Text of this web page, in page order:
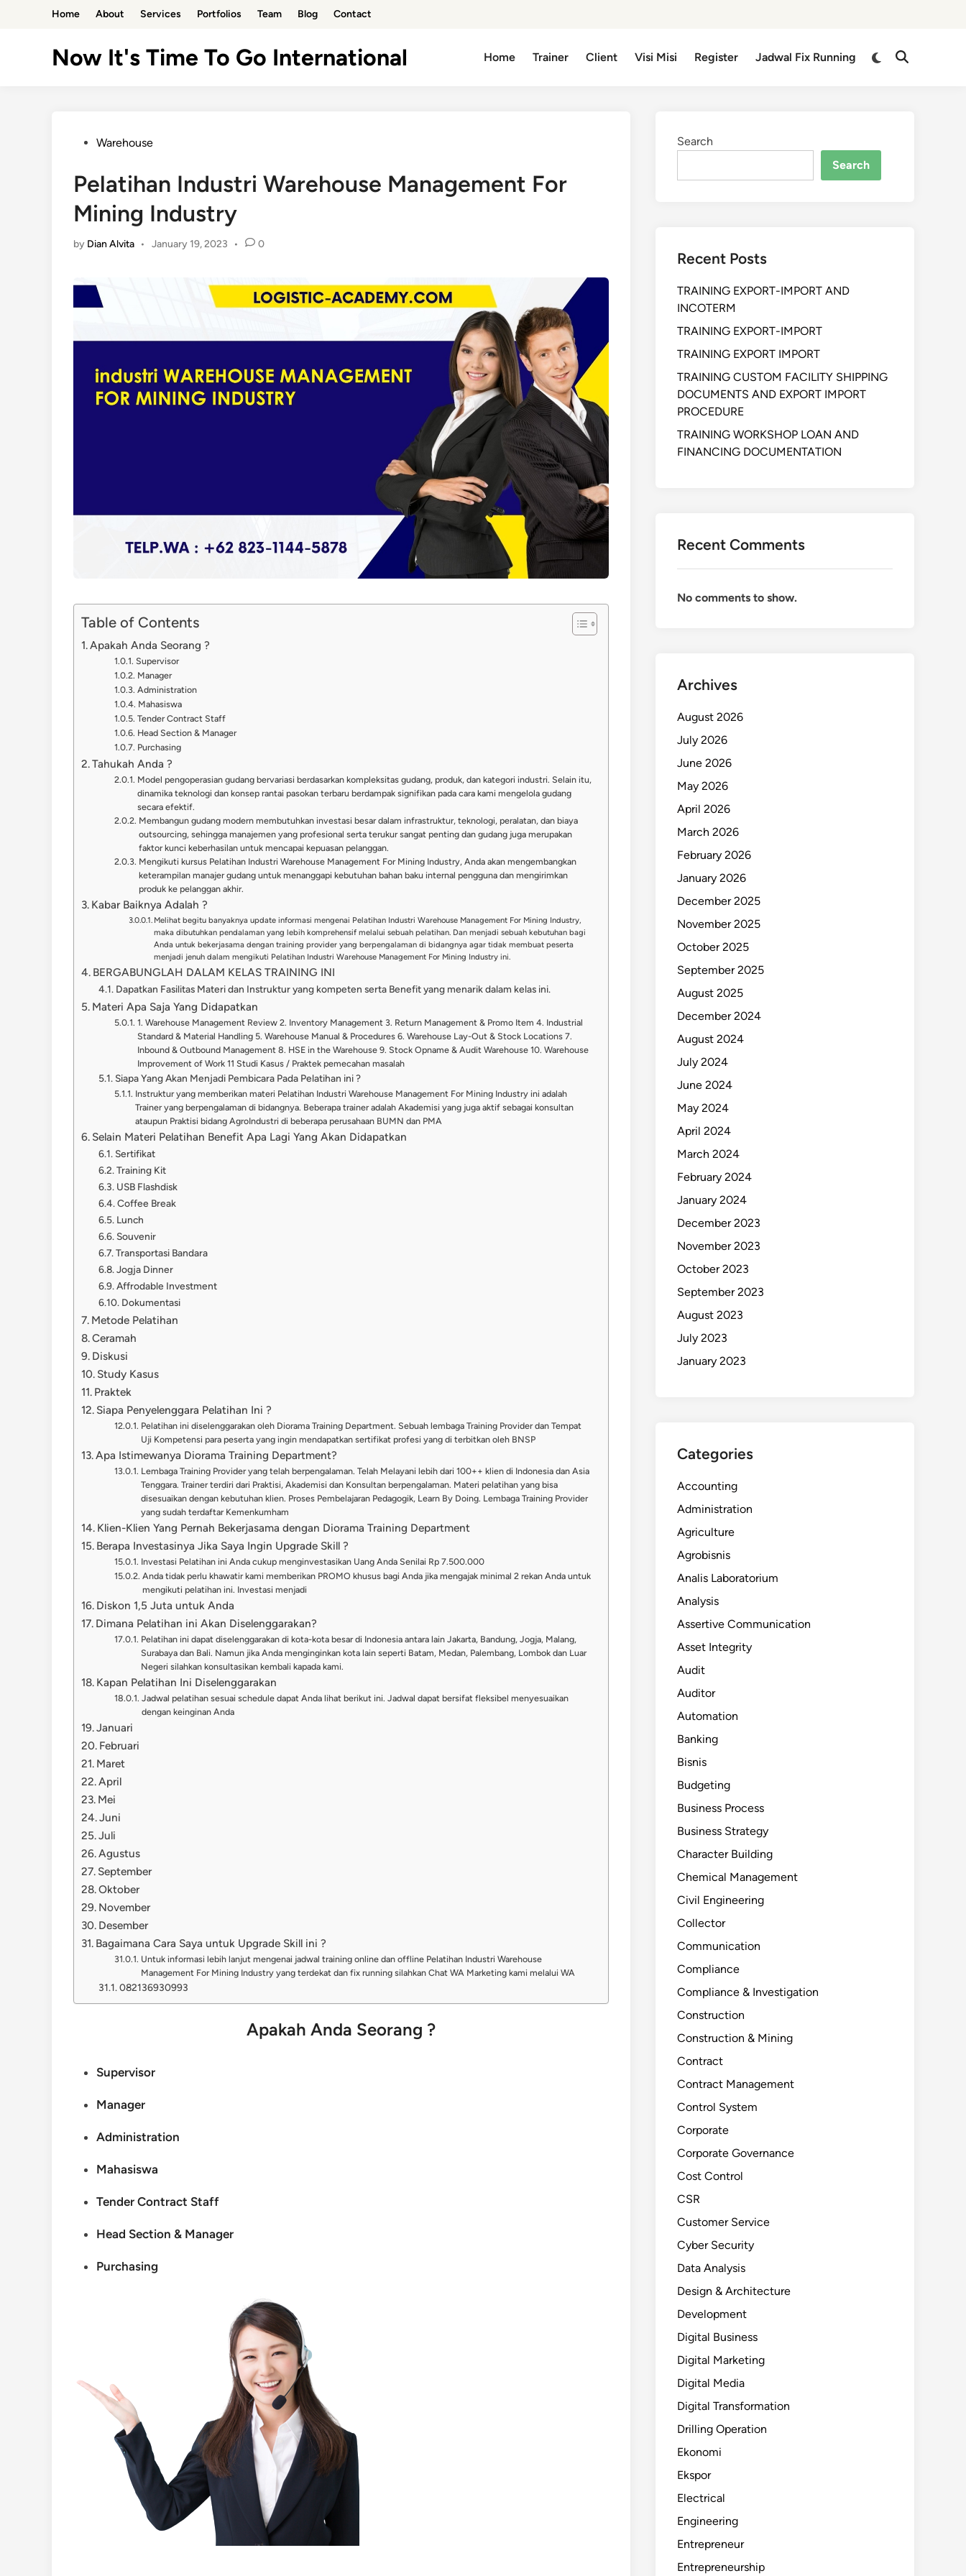
Home About Services Portfolios Team Blog Contact
Now It's Time To Go International Home Trainer Client Visi Misi Register Jadwal Fix Running
PostedWarehouse
Pelatihan Industri Warehouse Management For
Mining Industry
by Dian Alvita • January 19, 2023 • 0
Table of Contents
Apakah Anda Seorang ?
Supervisor
Manager
Administration
Mahasiswa
Tender Contract Staff
Head Section & Manager
Purchasing
Tahukah Anda ?
Model pengoperasian gudang bervariasi berdasarkan kompleksitas gudang, produk, dan kategori industri. Selain itu,
dinamika teknologi dan konsep rantai pasokan terbaru berdampak signifikan pada cara kami mengelola gudang
secara efektif.
Membangun gudang modern membutuhkan investasi besar dalam infrastruktur, teknologi, peralatan, dan biaya
outsourcing, sehingga manajemen yang profesional serta terukur sangat penting dan gudang juga merupakan
faktor kunci keberhasilan untuk mencapai kepuasan pelanggan.
Mengikuti kursus Pelatihan Industri Warehouse Management For Mining Industry, Anda akan mengembangkan
keterampilan manajer gudang untuk menanggapi kebutuhan bahan baku internal pengguna dan mengirimkan
produk ke pelanggan akhir.
Kabar Baiknya Adalah ?
Melihat begitu banyaknya update informasi mengenai Pelatihan Industri Warehouse Management For Mining Industry,
maka dibutuhkan pendalaman yang lebih komprehensif melalui sebuah pelatihan. Dan menjadi sebuah kebutuhan bagi
Anda untuk bekerjasama dengan training provider yang berpengalaman di bidangnya agar tidak membuat peserta
menjadi jenuh dalam mengikuti Pelatihan Industri Warehouse Management For Mining Industry ini.
BERGABUNGLAH DALAM KELAS TRAINING INI
Dapatkan Fasilitas Materi dan Instruktur yang kompeten serta Benefit yang menarik dalam kelas ini.
Materi Apa Saja Yang Didapatkan
1. Warehouse Management Review 2. Inventory Management 3. Return Management & Promo Item 4. Industrial
Standard & Material Handling 5. Warehouse Manual & Procedures 6. Warehouse Lay-Out & Stock Locations 7.
Inbound & Outbound Management 8. HSE in the Warehouse 9. Stock Opname & Audit Warehouse 10. Warehouse
Improvement of Work 11 Studi Kasus / Praktek pemecahan masalah
Siapa Yang Akan Menjadi Pembicara Pada Pelatihan ini ?
Instruktur yang memberikan materi Pelatihan Industri Warehouse Management For Mining Industry ini adalah
Trainer yang berpengalaman di bidangnya. Beberapa trainer adalah Akademisi yang juga aktif sebagai konsultan
ataupun Praktisi bidang AgroIndustri di beberapa perusahaan BUMN dan PMA
Selain Materi Pelatihan Benefit Apa Lagi Yang Akan Didapatkan
Sertifikat
Training Kit
USB Flashdisk
Coffee Break
Lunch
Souvenir
Transportasi Bandara
Jogja Dinner
Affrodable Investment
Dokumentasi
Metode Pelatihan
Ceramah
Diskusi
Study Kasus
Praktek
Siapa Penyelenggara Pelatihan Ini ?
Pelatihan ini diselenggarakan oleh Diorama Training Department. Sebuah lembaga Training Provider dan Tempat
Uji Kompetensi para peserta yang ingin mendapatkan sertifikat profesi yang di terbitkan oleh BNSP
Apa Istimewanya Diorama Training Department?
Lembaga Training Provider yang telah berpengalaman. Telah Melayani lebih dari 100++ klien di Indonesia dan Asia
Tenggara. Trainer terdiri dari Praktisi, Akademisi dan Konsultan berpengalaman. Materi pelatihan yang bisa
disesuaikan dengan kebutuhan klien. Proses Pembelajaran Pedagogik, Learn By Doing. Lembaga Training Provider
yang sudah terdaftar Kemenkumham
Klien-Klien Yang Pernah Bekerjasama dengan Diorama Training Department
Berapa Investasinya Jika Saya Ingin Upgrade Skill ?
Investasi Pelatihan ini Anda cukup menginvestasikan Uang Anda Senilai Rp 7.500.000
Anda tidak perlu khawatir kami memberikan PROMO khusus bagi Anda jika mengajak minimal 2 rekan Anda untuk
mengikuti pelatihan ini. Investasi menjadi
Diskon 1,5 Juta untuk Anda
Dimana Pelatihan ini Akan Diselenggarakan?
Pelatihan ini dapat diselenggarakan di kota-kota besar di Indonesia antara lain Jakarta, Bandung, Jogja, Malang,
Surabaya dan Bali. Namun jika Anda menginginkan kota lain seperti Batam, Medan, Palembang, Lombok dan Luar
Negeri silahkan konsultasikan kembali kapada kami.
Kapan Pelatihan Ini Diselenggarakan
Jadwal pelatihan sesuai schedule dapat Anda lihat berikut ini. Jadwal dapat bersifat fleksibel menyesuaikan
dengan keinginan Anda
Januari
Februari
Maret
April
Mei
Juni
Juli
Agustus
September
Oktober
November
Desember
Bagaimana Cara Saya untuk Upgrade Skill ini ?
Untuk informasi lebih lanjut mengenai jadwal training online dan offline Pelatihan Industri Warehouse
Management For Mining Industry yang terdekat dan fix running silahkan Chat WA Marketing kami melalui WA
082136930993
Apakah Anda Seorang ?
Supervisor
Manager
Administration
Mahasiswa
Tender Contract Staff
Head Section & Manager
Purchasing
Search
Search
Recent Posts
TRAINING EXPORT-IMPORT AND
INCOTERM
TRAINING EXPORT-IMPORT
TRAINING EXPORT IMPORT
TRAINING CUSTOM FACILITY SHIPPING
DOCUMENTS AND EXPORT IMPORT
PROCEDURE
TRAINING WORKSHOP LOAN AND
FINANCING DOCUMENTATION
Recent Comments
No comments to show.
Archives
August 2026
July 2026
June 2026
May 2026
April 2026
March 2026
February 2026
January 2026
December 2025
November 2025
October 2025
September 2025
August 2025
December 2024
August 2024
July 2024
June 2024
May 2024
April 2024
March 2024
February 2024
January 2024
December 2023
November 2023
October 2023
September 2023
August 2023
July 2023
January 2023
Categories
Accounting
Administration
Agriculture
Agrobisnis
Analis Laboratorium
Analysis
Assertive Communication
Asset Integrity
Audit
Auditor
Automation
Banking
Bisnis
Budgeting
Business Process
Business Strategy
Character Building
Chemical Management
Civil Engineering
Collector
Communication
Compliance
Compliance & Investigation
Construction
Construction & Mining
Contract
Contract Management
Control System
Corporate
Corporate Governance
Cost Control
CSR
Customer Service
Cyber Security
Data Analysis
Design & Architecture
Development
Digital Business
Digital Marketing
Digital Media
Digital Transformation
Drilling Operation
Ekonomi
Ekspor
Electrical
Engineering
Entrepreneur
Entrepreneurship